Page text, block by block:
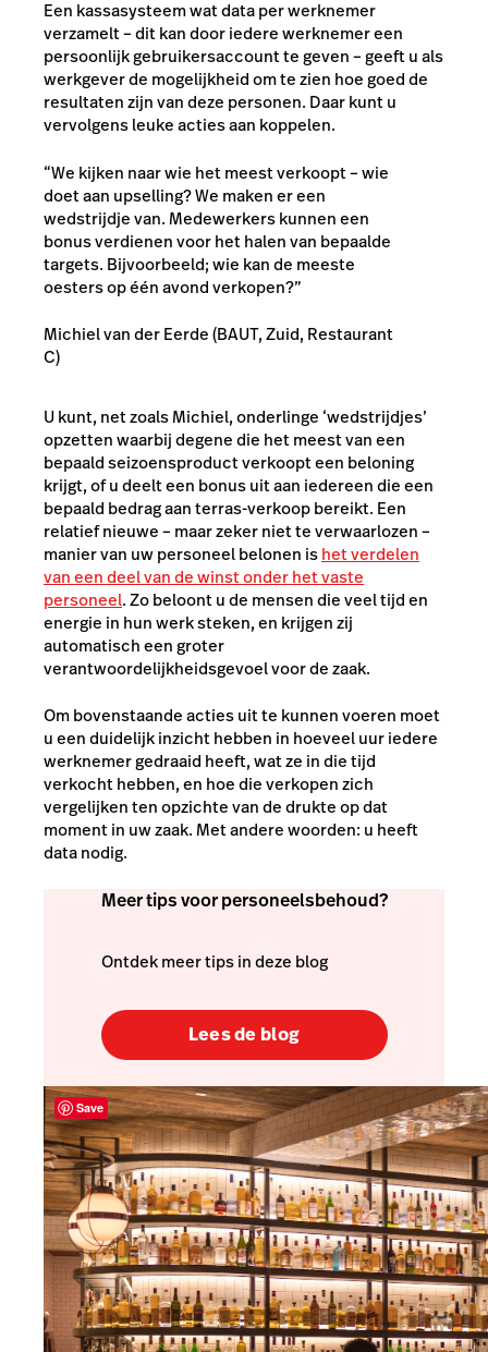
Een kassasysteem wat data per werknemer
verzamelt – dit kan door iedere werknemer een
persoonlijk gebruikersaccount te geven – geeft u als
werkgever de mogelijkheid om te zien hoe goed de
resultaten zijn van deze personen. Daar kunt u
vervolgens leuke acties aan koppelen.
“We kijken naar wie het meest verkoopt – wie
doet aan upselling? We maken er een
wedstrijdje van. Medewerkers kunnen een
bonus verdienen voor het halen van bepaalde
targets. Bijvoorbeeld; wie kan de meeste
oesters op één avond verkopen?”
Michiel van der Eerde (BAUT, Zuid, Restaurant
C)
U kunt, net zoals Michiel, onderlinge ‘wedstrijdjes’
opzetten waarbij degene die het meest van een
bepaald seizoensproduct verkoopt een beloning
krijgt, of u deelt een bonus uit aan iedereen die een
bepaald bedrag aan terras-verkoop bereikt. Een
relatief nieuwe – maar zeker niet te verwaarlozen –
manier van uw personeel belonen ishet verdelen
van een deel van de winst onder het vaste
personeel. Zo beloont u de mensen die veel tijd en
energie in hun werk steken, en krijgen zij
automatisch een groter
verantwoordelijkheidsgevoel voor de zaak.
Om bovenstaande acties uit te kunnen voeren moet
u een duidelijk inzicht hebben in hoeveel uur iedere
werknemer gedraaid heeft, wat ze in die tijd
verkocht hebben, en hoe die verkopen zich
vergelijken ten opzichte van de drukte op dat
moment in uw zaak. Met andere woorden: u heeft
data nodig.
Meer tips voor personeelsbehoud?
Ontdek meer tips in deze blog
Lees de blog
Save